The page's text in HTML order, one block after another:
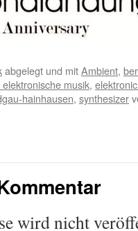
abgelegt und mitAmbient,
musik,
hainhausen, synthesizer
wird nicht